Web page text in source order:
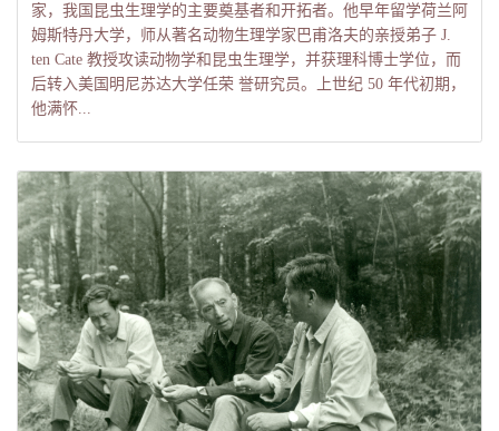
家，我国昆虫生理学的主要奠基者和开拓者。他早年留学荷兰阿
姆斯特丹大学，师从著名动物生理学家巴甫洛夫的亲授弟子 J.
ten Cate 教授攻读动物学和昆虫生理学，并获理科博士学位，而
后转入美国明尼苏达大学任荣 誉研究员。上世纪 50 年代初期，
他满怀...